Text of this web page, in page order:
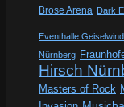
Brose Arena Dark
Eventhalle Geiselwind
Nürnberg
Hirsch
Masters of Rock